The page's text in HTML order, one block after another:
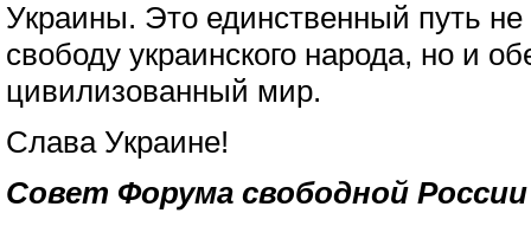
Украины. Это единственный путь не
свободу украинского народа, но и
цивилизованный мир.
Слава Украине!
Совет Форума свободной России